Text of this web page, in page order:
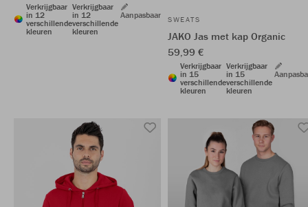
Verkrijgbaar
in 12
verschillende
kleuren
Verkrijgbaar
in 12
verschillende
kleuren
Aanpasbaar SWEATS
JAKO Jas met kap Organic
59,99 €
Verkrijgbaar
in 15
verschillende
kleuren
Verkrijgbaar
in 15
verschillende
kleuren